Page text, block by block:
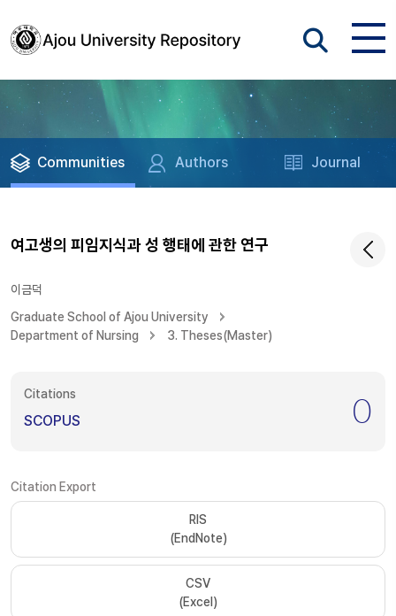
Communities Authors Journal
여고생의 피임지식과 성 행태에 관한 연구
이금덕
Graduate School of Ajou University
Department of Nursing
3. Theses(Master)
Citations
SCOPUS 0
Citation Export
RIS
(EndNote)
CSV
(Excel)